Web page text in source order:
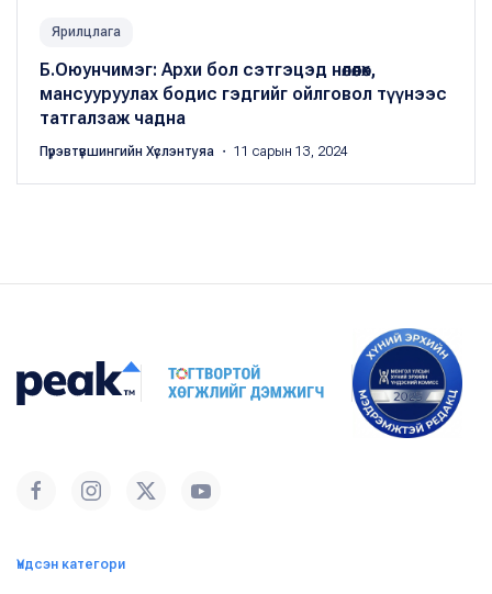
Ярилцлага
Б.Оюунчимэг: Архи бол сэтгэцэд нөлөөлөх,
мансууруулах бодис гэдгийг ойлговол түүнээс
татгалзаж чадна
Пүрэвтүвшингийн Хүслэнтуяа ・ 11 сарын 13, 2024
Үндсэн категори